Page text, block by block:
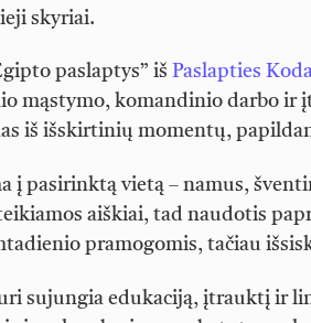
skyriai.
paslaptys” iš Paslapties
mąstymo, komandinio darbo ir
iš išskirtinių momentų,
į pasirinktą vietą – namus,
aiškiai, tad naudotis
pramogomis, tačiau
sujungia edukaciją, įtrauktį ir